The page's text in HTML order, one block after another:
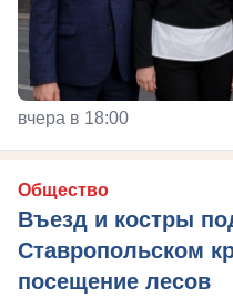
вчера в 18:00
Общество
Въезд и костры
Ставропольском
посещение лесов